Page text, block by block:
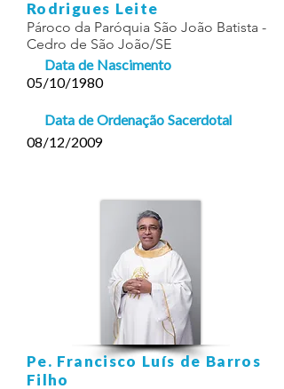
Rodrigues Leite
Pároco da Paróquia São João Batista -
Cedro de São João/SE
Data de Nascimento
05/10/1980
Data de Ordenação Sacerdotal
08/12/2009
Pe. Francisco Luís de Barros
Filho